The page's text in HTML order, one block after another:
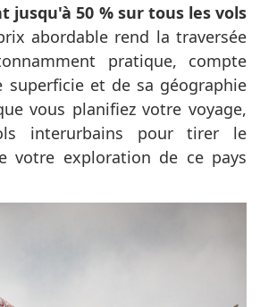
jusqu'à 50 % sur tous les vols
abordable rend la traversée
pratique, compte
superficie et de sa géographie
vous planifiez votre voyage,
interurbains pour tirer le
votre exploration de ce pays